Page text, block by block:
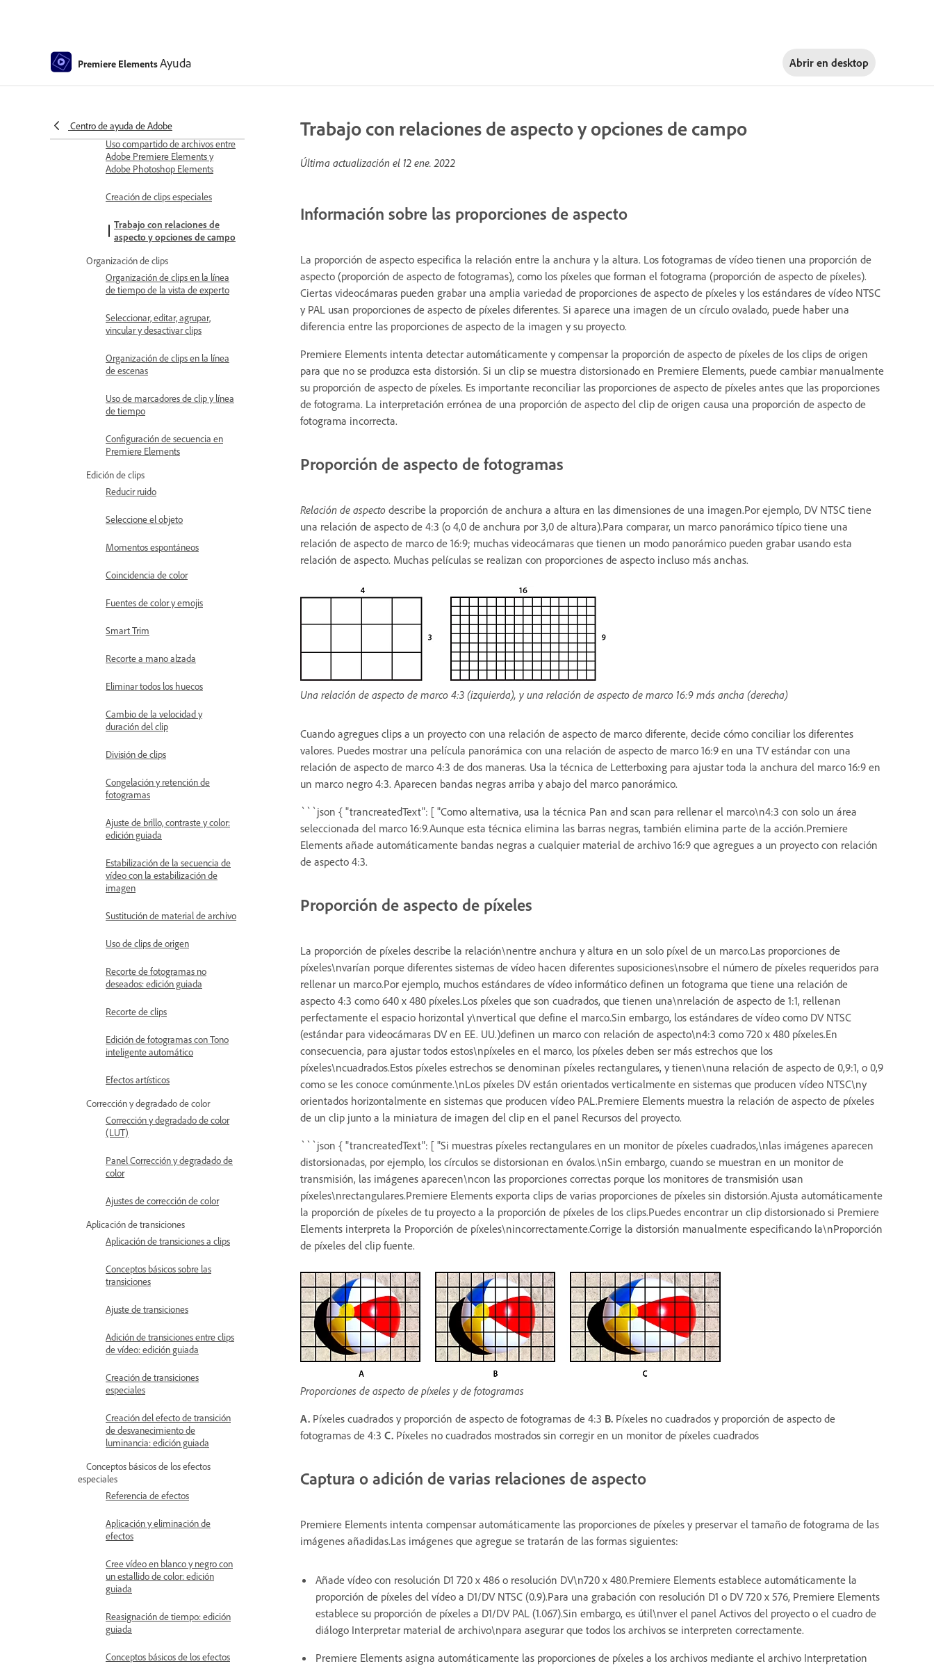
Premiere ElementsAyuda Abrir en desktop
Centro de ayuda de Adobe
Uso compartido de archivos entre
Adobe Premiere Elements y
Adobe Photoshop Elements
Creación de clips especiales
Trabajo con relaciones de
aspecto y opciones de campo
Organización de clips
Organización de clips en la línea
de tiempo de la vista de experto
Seleccionar, editar, agrupar,
vincular y desactivar clips
Organización de clips en la línea
de escenas
Uso de marcadores de clip y línea
de tiempo
Configuración de secuencia en
Premiere Elements
Edición de clips
Reducir ruido
Seleccione el objeto
Momentos espontáneos
Coincidencia de color
Fuentes de color y emojis
Smart Trim
Recorte a mano alzada
Eliminar todos los huecos
Cambio de la velocidad y
duración del clip
División de clips
Congelación y retención de
fotogramas
Ajuste de brillo, contraste y color:
edición guiada
Estabilización de la secuencia de
vídeo con la estabilización de
imagen
Sustitución de material de archivo
Uso de clips de origen
Recorte de fotogramas no
deseados: edición guiada
Recorte de clips
Edición de fotogramas con Tono
inteligente automático
Efectos artísticos
Corrección y degradado de color
Corrección y degradado de color
(LUT)
Panel Corrección y degradado de
color
Ajustes de corrección de color
Aplicación de transiciones
Aplicación de transiciones a clips
Conceptos básicos sobre las
transiciones
Ajuste de transiciones
Adición de transiciones entre clips
de vídeo: edición guiada
Creación de transiciones
especiales
Creación del efecto de transición
de desvanecimiento de
luminancia: edición guiada
Conceptos básicos de los efectos
especiales
Referencia de efectos
Aplicación y eliminación de
efectos
Cree vídeo en blanco y negro con
un estallido de color: edición
guiada
Reasignación de tiempo: edición
guiada
Conceptos básicos de los efectos
Trabajo con relaciones de aspecto y opciones de campo
Última actualización el 12 ene. 2022
Información sobre las proporciones de aspecto
La proporción de aspecto especifica la relación entre la anchura y la altura. Los fotogramas de vídeo tienen una proporción de
aspecto (proporción de aspecto de fotogramas), como los píxeles que forman el fotograma (proporción de aspecto de píxeles).
Ciertas videocámaras pueden grabar una amplia variedad de proporciones de aspecto de píxeles y los estándares de vídeo NTSC
y PAL usan proporciones de aspecto de píxeles diferentes. Si aparece una imagen de un círculo ovalado, puede haber una
diferencia entre las proporciones de aspecto de la imagen y su proyecto.
Premiere Elements intenta detectar automáticamente y compensar la proporción de aspecto de píxeles de los clips de origen
para que no se produzca esta distorsión. Si un clip se muestra distorsionado en Premiere Elements, puede cambiar manualmente
su proporción de aspecto de píxeles. Es importante reconciliar las proporciones de aspecto de píxeles antes que las proporciones
de fotograma. La interpretación errónea de una proporción de aspecto del clip de origen causa una proporción de aspecto de
fotograma incorrecta.
Proporción de aspecto de fotogramas
Relación de aspecto describe la proporción de anchura a altura en las dimensiones de una imagen.Por ejemplo, DV NTSC tiene
una relación de aspecto de 4:3 (o 4,0 de anchura por 3,0 de altura).Para comparar, un marco panorámico típico tiene una
relación de aspecto de marco de 16:9; muchas videocámaras que tienen un modo panorámico pueden grabar usando esta
relación de aspecto. Muchas películas se realizan con proporciones de aspecto incluso más anchas.
Una relación de aspecto de marco 4:3 (izquierda), y una relación de aspecto de marco 16:9 más ancha (derecha)
Cuando agregues clips a un proyecto con una relación de aspecto de marco diferente, decide cómo conciliar los diferentes
valores. Puedes mostrar una película panorámica con una relación de aspecto de marco 16:9 en una TV estándar con una
relación de aspecto de marco 4:3 de dos maneras. Usa la técnica de Letterboxing para ajustar toda la anchura del marco 16:9 en
un marco negro 4:3. Aparecen bandas negras arriba y abajo del marco panorámico.
```json { "trancreatedText": [ "Como alternativa, usa la técnica Pan and scan para rellenar el marco\n4:3 con solo un área
seleccionada del marco 16:9.Aunque esta técnica elimina las barras negras, también elimina parte de la acción.Premiere
Elements añade automáticamente bandas negras a cualquier material de archivo 16:9 que agregues a un proyecto con relación
de aspecto 4:3.
Proporción de aspecto de píxeles
La proporción de píxeles describe la relación\nentre anchura y altura en un solo píxel de un marco.Las proporciones de
píxeles\nvarían porque diferentes sistemas de vídeo hacen diferentes suposiciones\nsobre el número de píxeles requeridos para
rellenar un marco.Por ejemplo, muchos estándares de vídeo informático definen un fotograma que tiene una relación de
aspecto 4:3 como 640 x 480 píxeles.Los píxeles que son cuadrados, que tienen una\nrelación de aspecto de 1:1, rellenan
perfectamente el espacio horizontal y\nvertical que define el marco.Sin embargo, los estándares de vídeo como DV NTSC
(estándar para videocámaras DV en EE. UU.)definen un marco con relación de aspecto\n4:3 como 720 x 480 píxeles.En
consecuencia, para ajustar todos estos\npíxeles en el marco, los píxeles deben ser más estrechos que los
píxeles\ncuadrados.Estos píxeles estrechos se denominan píxeles rectangulares, y tienen\nuna relación de aspecto de 0,9:1, o 0,9
como se les conoce comúnmente.\nLos píxeles DV están orientados verticalmente en sistemas que producen vídeo NTSC\ny
orientados horizontalmente en sistemas que producen vídeo PAL.Premiere Elements muestra la relación de aspecto de píxeles
de un clip junto a la miniatura de imagen del clip en el panel Recursos del proyecto.
```json { "trancreatedText": [ "Si muestras píxeles rectangulares en un monitor de píxeles cuadrados,\nlas imágenes aparecen
distorsionadas, por ejemplo, los círculos se distorsionan en óvalos.\nSin embargo, cuando se muestran en un monitor de
transmisión, las imágenes aparecen\ncon las proporciones correctas porque los monitores de transmisión usan
píxeles\nrectangulares.Premiere Elements exporta clips de varias proporciones de píxeles sin distorsión.Ajusta automáticamente
la proporción de píxeles de tu proyecto a la proporción de píxeles de los clips.Puedes encontrar un clip distorsionado si Premiere
Elements interpreta la Proporción de píxeles\nincorrectamente.Corrige la distorsión manualmente especificando la\nProporción
de píxeles del clip fuente.
Proporciones de aspecto de píxeles y de fotogramas
A. Píxeles cuadrados y proporción de aspecto de fotogramas de 4:3 B. Píxeles no cuadrados y proporción de aspecto de
fotogramas de 4:3 C. Píxeles no cuadrados mostrados sin corregir en un monitor de píxeles cuadrados
Captura o adición de varias relaciones de aspecto
Premiere Elements intenta compensar automáticamente las proporciones de píxeles y preservar el tamaño de fotograma de las
imágenes añadidas.Las imágenes que agregue se tratarán de las formas siguientes:
Añade vídeo con resolución D1 720 x 486 o resolución DV\n720 x 480.Premiere Elements establece automáticamente la
proporción de píxeles del vídeo a D1/DV NTSC (0.9).Para una grabación con resolución D1 o DV 720 x 576, Premiere Elements
establece su proporción de píxeles a D1/DV PAL (1.067).Sin embargo, es útil\nver el panel Activos del proyecto o el cuadro de
diálogo Interpretar material de archivo\npara asegurar que todos los archivos se interpreten correctamente.
Premiere Elements asigna automáticamente las proporciones de píxeles a los archivos mediante el archivo Interpretation